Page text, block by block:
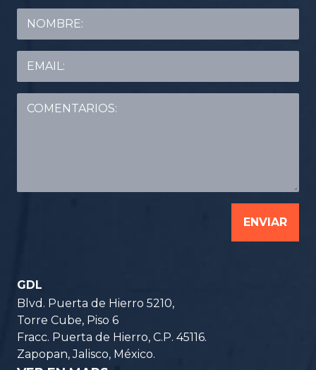
GDL
Blvd. Puerta de Hierro 5210,
Torre Cube, Piso 6
Fracc. Puerta de Hierro, C.P. 45116.
Zapopan, Jalisco, México.
ENVIAR